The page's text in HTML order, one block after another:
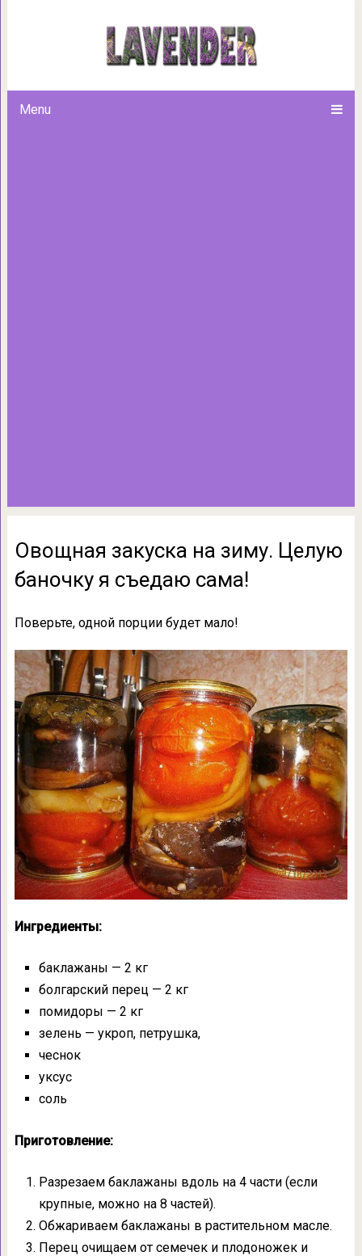
Menu
Овощная закуска на зиму.
Овощная закуска на зиму. Целую
баночку я съедаю сама!
Поверьте, одной порции будет мало!
Ингредиенты:
баклажаны — 2 кг
болгарский перец — 2 кг
помидоры — 2 кг
зелень — укроп, петрушка,
чеснок
уксус
соль
Приготовление:
Разрезаем баклажаны вдоль на 4 части (если
крупные, можно на 8 частей).
Обжариваем баклажаны в растительном масле.
Перец очищаем от семечек и плодоножек и